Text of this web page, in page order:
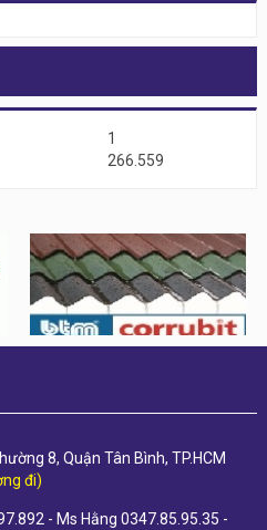
1
266.559
8, Quận Tân Bình, TP.HCM
đi)
- Ms Hằng 0347.85.95.35 -